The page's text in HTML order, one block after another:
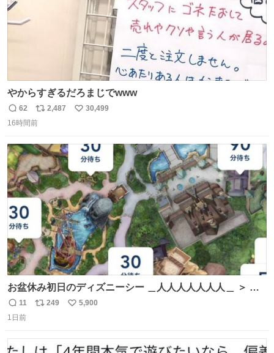
やからすぎるだろまじでwww
返
信
62
リ
ポ
ト
数
2,487
い
数
30,499
16時間前
お盆休み初日のディズニーシー ＿人人人人人人人＿ ＞ 空
い て る！＜ ￣^Y^Y^Y^Y^ Y￣
返
信
11
リ
ト
249
い
数
5,900
1日前